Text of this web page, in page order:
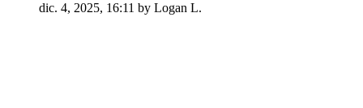
dic. 4, 2025, 16:11 by Logan L.